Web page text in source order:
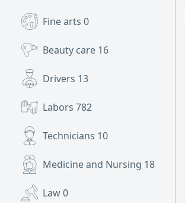
Fine arts 0
Beauty care 16
Drivers 13
Labors 782
Technicians 10
Medicine and Nursing 18
Law0